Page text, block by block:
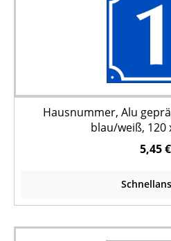
Hausnummer, Alu
blau/weiß, 120
5,45 €